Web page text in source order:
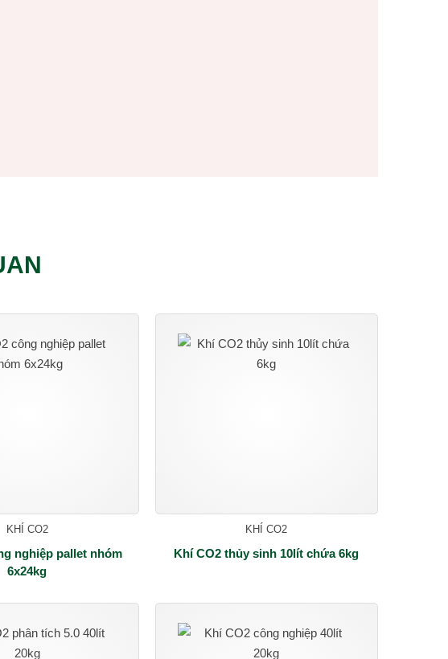
KHÍ CO2
nghiệp pallet nhóm
6x24kg
KHÍ CO2
Khí CO2 thủy sinh 10lít chứa 6kg